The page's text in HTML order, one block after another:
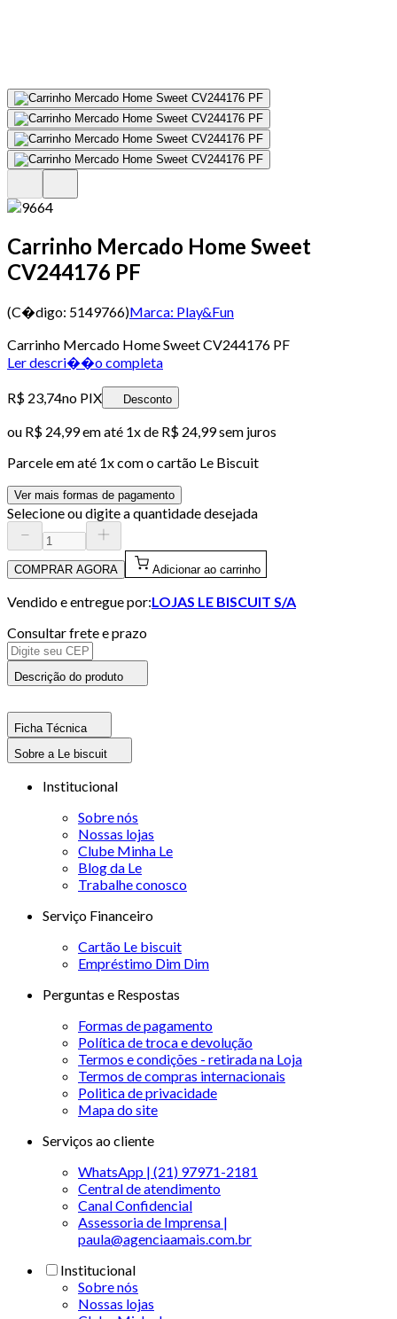
Carrinho Mercado Home Sweet
CV244176 PF
(C�digo: 5149766)Marca: Play&Fun
Carrinho Mercado Home Sweet CV244176 PF
Ler descri��o completa
R$ 23,74no PIX Desconto
ou R$ 24,99em até 1x de R$ 24,99sem juros
Parcele em até 1x com o cartão Le Biscuit
Ver mais formas de pagamento
Selecione ou digite a quantidade desejada
COMPRAR AGORA Adicionar ao carrinho
Vendido e entregue por:LOJAS LE BISCUIT S/A
Consultar frete e prazo
Descrição do produto
Ficha Técnica
Sobre a Le biscuit
Institucional
Sobre nós
Nossas lojas
Clube Minha Le
Blog da Le
Trabalhe conosco
Serviço Financeiro
Cartão Le biscuit
Empréstimo Dim Dim
Perguntas e Respostas
Formas de pagamento
Política de troca e devolução
Termos e condições - retirada na Loja
Termos de compras internacionais
Politica de privacidade
Mapa do site
Serviços ao cliente
WhatsApp | (21) 97971-2181
Central de atendimento
Canal Confidencial
Assessoria de Imprensa |
paula@agenciaamais.com.br
Institucional
Sobre nós
Nossas lojas